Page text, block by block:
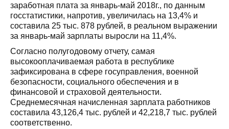
заработная плата за январь-май 2018г., по данным
госстатистики, напротив, увеличилась на 13,4% и
составила 25 тыс. 878 рублей, в реальном выражении
за январь-май зарплаты выросли на 11,4%.
Согласно полугодовому отчету, самая
высокооплачиваемая работа в республике
зафиксирована в сфере госуправления, военной
безопасности, социального обеспечения и в
финансовой и страховой деятельности.
Среднемесячная начисленная зарплата работников
составила 43,126,4 тыс. рублей и 42,218,7 тыс. рублей
соответственно.